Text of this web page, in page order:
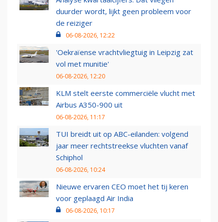
duurder wordt, lijkt geen probleem voor
de reiziger
06-08-2026, 12:22
'Oekraïense vrachtvliegtuig in Leipzig zat
vol met munitie'
06-08-2026, 12:20
KLM stelt eerste commerciële vlucht met
Airbus A350-900 uit
06-08-2026, 11:17
TUI breidt uit op ABC-eilanden: volgend
jaar meer rechtstreekse vluchten vanaf
Schiphol
06-08-2026, 10:24
Nieuwe ervaren CEO moet het tij keren
voor geplaagd Air India
06-08-2026, 10:17